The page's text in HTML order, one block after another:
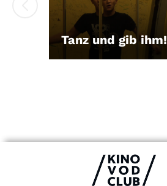
Tanz und gib ihm!
LEIHEN